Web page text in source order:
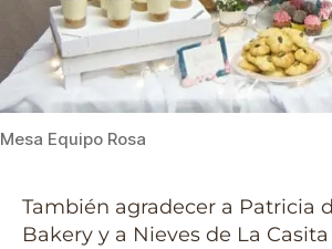
Mesa Equipo Rosa
También agradecer a Patricia
Bakery y a Nieves de La